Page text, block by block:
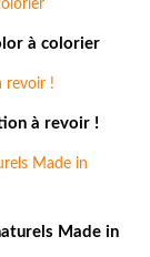
à colorier
à revoir !
Made in